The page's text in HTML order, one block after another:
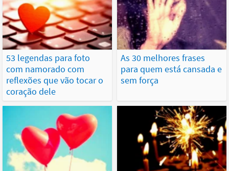
53 legendas para foto
com namorado com
reflexões que vão tocar o
coração dele
As 30 melhores frases
para quem está cansada e
sem força